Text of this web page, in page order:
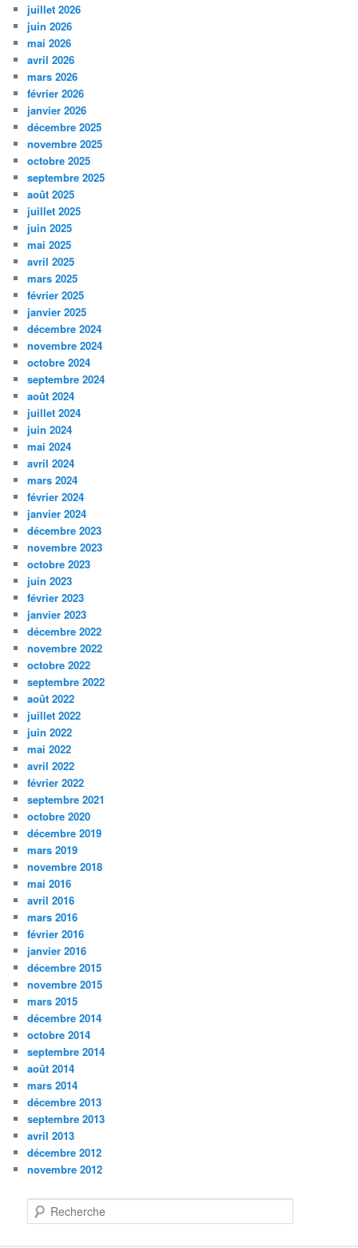
juillet 2026
juin 2026
mai 2026
avril 2026
mars 2026
février 2026
janvier 2026
décembre 2025
novembre 2025
octobre 2025
septembre 2025
août 2025
juillet 2025
juin 2025
mai 2025
avril 2025
mars 2025
février 2025
janvier 2025
décembre 2024
novembre 2024
octobre 2024
septembre 2024
août 2024
juillet 2024
juin 2024
mai 2024
avril 2024
mars 2024
février 2024
janvier 2024
décembre 2023
novembre 2023
octobre 2023
juin 2023
février 2023
janvier 2023
décembre 2022
novembre 2022
octobre 2022
septembre 2022
août 2022
juillet 2022
juin 2022
mai 2022
avril 2022
février 2022
septembre 2021
octobre 2020
décembre 2019
mars 2019
novembre 2018
mai 2016
avril 2016
mars 2016
février 2016
janvier 2016
décembre 2015
novembre 2015
mars 2015
décembre 2014
octobre 2014
septembre 2014
août 2014
mars 2014
décembre 2013
septembre 2013
avril 2013
décembre 2012
novembre 2012
e